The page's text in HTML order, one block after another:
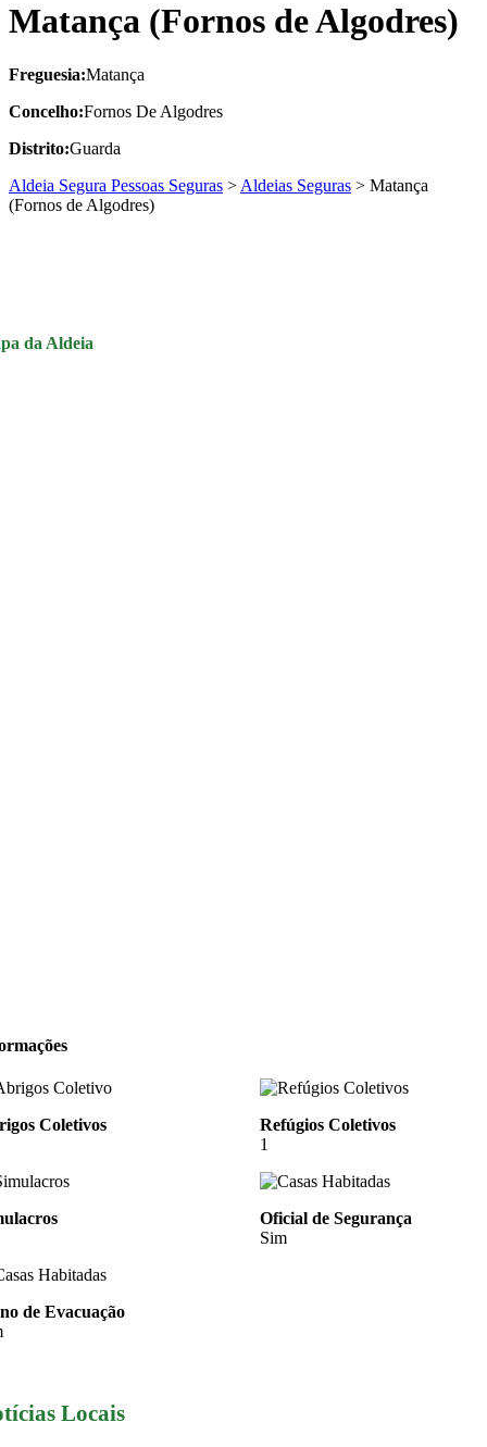
Matança (Fornos de Algodres)
Freguesia:Matança
Concelho:Fornos De Algodres
Distrito:Guarda
Aldeia Segura Pessoas Seguras > Aldeias Seguras > Matança
(Fornos de Algodres)
da Aldeia
Coletivos
Refúgios Coletivos
1
Oficial de Segurança
Sim
de Evacuação
Locais